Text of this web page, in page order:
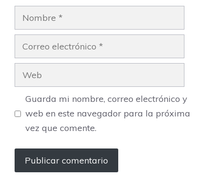
Nombre
Correo
electrónico
Web
Guarda mi nombre, correo electrónico y
web en este navegador para la próxima
vez que comente.